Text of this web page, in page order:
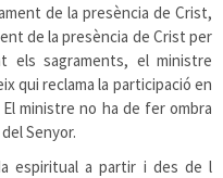
de la presència de Crist,
de la presència de Crist per
els sagraments, el ministre
qui reclama la participació en
ministre no ha de fer ombra
Senyor.
espiritual a partir i des de l